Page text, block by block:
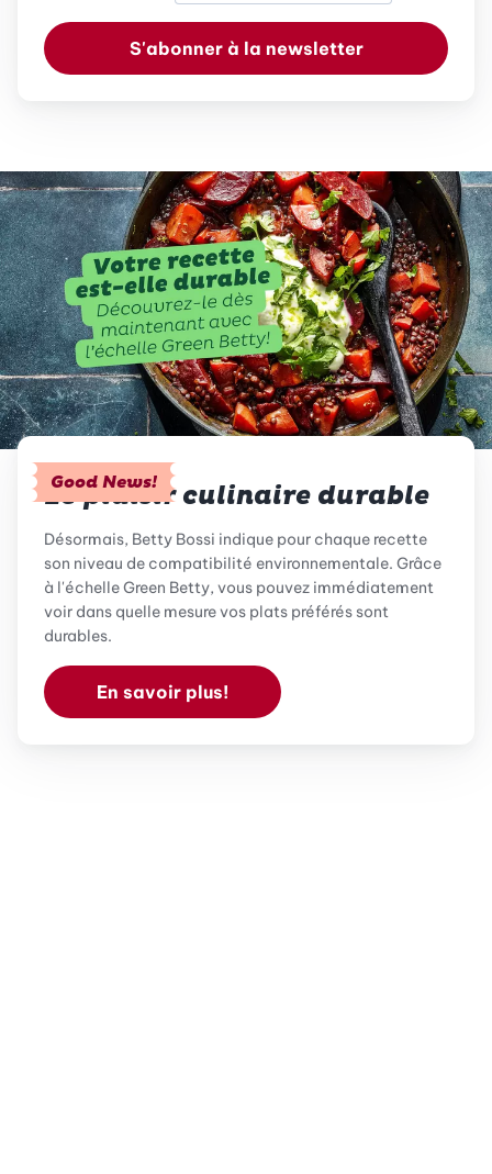
S'abonner à la newsletter
Good News!
Le plaisir culinaire durable
Désormais, Betty Bossi indique pour chaque recette
son niveau de compatibilité environnementale. Grâce
à l'échelle Green Betty, vous pouvez immédiatement
voir dans quelle mesure vos plats préférés sont
durables.
En savoir plus!